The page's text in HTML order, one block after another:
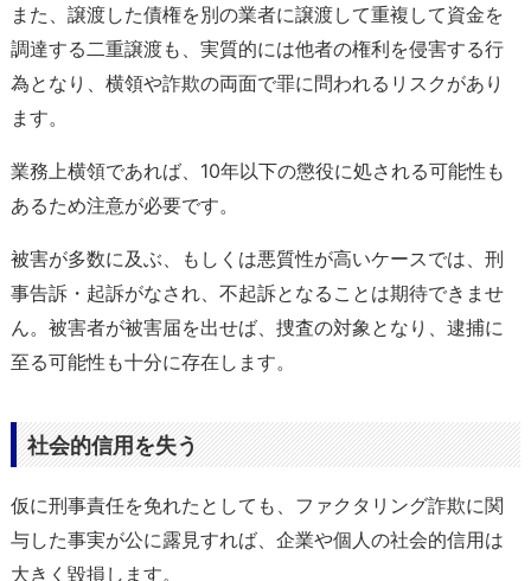
また、譲渡した債権を別の業者に譲渡して重複して資金を
調達する二重譲渡も、実質的には他者の権利を侵害する行
為となり、横領や詐欺の両面で罪に問われるリスクがあり
ます。
業務上横領であれば、10年以下の懲役に処される可能性も
あるため注意が必要です。
被害が多数に及ぶ、もしくは悪質性が高いケースでは、刑
事告訴・起訴がなされ、不起訴となることは期待できませ
ん。被害者が被害届を出せば、捜査の対象となり、逮捕に
至る可能性も十分に存在します。
社会的信用を失う
仮に刑事責任を免れたとしても、ファクタリング詐欺に関
与した事実が公に露見すれば、企業や個人の社会的信用は
大きく毀損します。